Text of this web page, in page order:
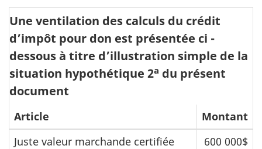
Une ventilation des calculs du crédit
d’impôt pour don est présentée ci -
dessous à titre d’illustration simple de la
situation hypothétique 2a du présent
document
Article
Montant
Juste valeur marchande certifiée
600 000$